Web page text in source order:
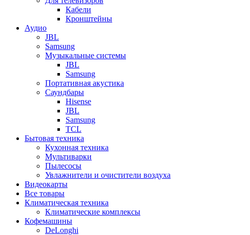
Кабели
Кронштейны
Аудио
JBL
Samsung
Музыкальные системы
JBL
Samsung
Портативная акустика
Саундбары
Hisense
JBL
Samsung
TCL
Бытовая техника
Кухонная техника
Мультиварки
Пылесосы
Увлажнители и очистители воздуха
Видеокарты
Все товары
Климатическая техника
Климатические комплексы
Кофемашины
DeLonghi